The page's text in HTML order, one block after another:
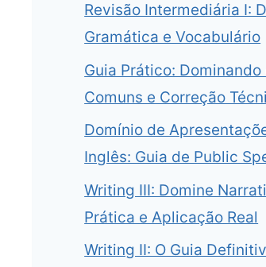
Revisão Intermediária I:
Gramática e Vocabulário
Guia Prático: Dominando
Comuns e Correção
Domínio de
Inglês: Guia de Public
Writing III: Domine
Prática e Aplicação Real
Writing II: O Guia